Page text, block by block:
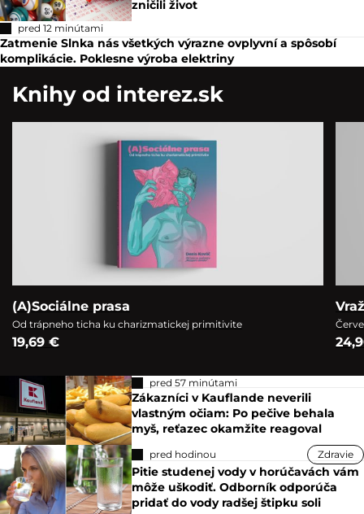
zničili život
pred 12 minútami
Zatmenie Slnka nás všetkých výrazne ovplyvní a spôsobí
komplikácie. Poklesne výroba elektriny
Knihy od interez.sk
(A)Sociálne prasa
Od trápneho ticha ku charizmatickej primitivite
19,69 €
pred 57 minútami
Zákazníci v Kauflande neverili
vlastným očiam: Po pečive behala
myš, reťazec okamžite reagoval
pred hodinou Zdravie
Pitie studenej vody v horúčavách vám
môže uškodiť. Odborník odporúča
pridať do vody radšej štipku soli